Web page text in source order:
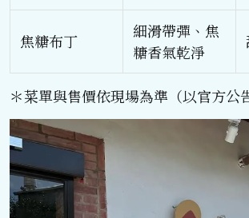
焦糖布丁
細滑帶彈、焦
糖香氣乾淨
＊菜單與售價依現場為準（以官方公